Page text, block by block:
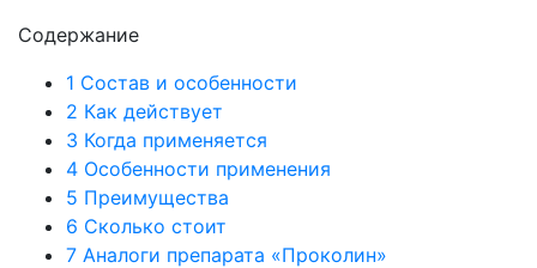
Содержание
1 Состав и особенности
2 Как действует
3 Когда применяется
4 Особенности применения
5 Преимущества
6 Сколько стоит
7 Аналоги препарата «Проколин»